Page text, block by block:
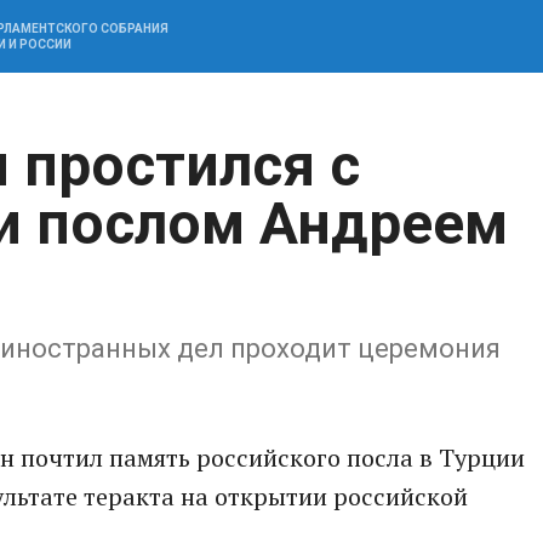
СОБРАНИЯ
И РОССИИ
с
послом Андреем
дел проходит церемония
память российского посла в Турции
теракта на открытии российской